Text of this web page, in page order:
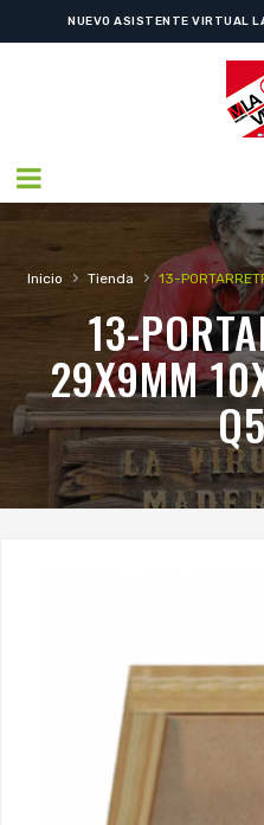
NUEVO ASISTENTE VIRTUAL
Inicio › Tienda › 13-
13-
29X9MM